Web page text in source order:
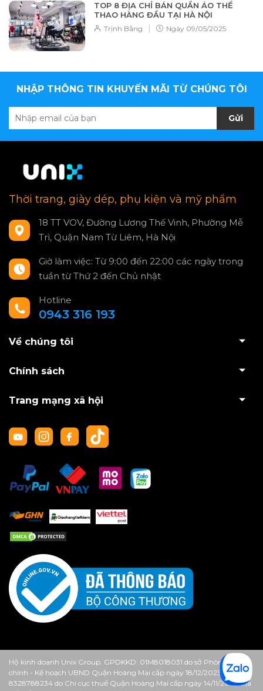
TOP 8 ĐỊA CHỈ BÁN QUẦN ÁO THỂ
THAO HÀNG ĐẦU TẠI HÀ NỘI
Trịnh Bằng | Ngày 09/05/2025
NHẬP THÔNG TIN KHUYẾN MÃI TỪ CHÚNG TÔI
Gửi
Thời trang, giày dép, phụ kiện và mỹ phẩm
18 TT VOV, Đường Lương Thế Vinh, Phường Mễ
Trì, Quận Nam Từ Liêm, Hà Nội
Giờ làm việc: Từ 9:00 đến 22:00 các ngày trong
tuần từ Thứ 2 đến Chủ nhật
Hotline
0943 316 193
Về chúng tôi
Chính sách
Trang mạng xã hội
Hộ kinh doanh Unix Group. GPDKKD: 01M8018031 do sở Phòng Tài
chính - Kế hoạch UBND Quận Hoàng Mai cấp ngày 18/12/2023. MST:
8328788234 do Chi cục thuế Quận Hoàng Mai cấp ngày 14/11/2013. Địa